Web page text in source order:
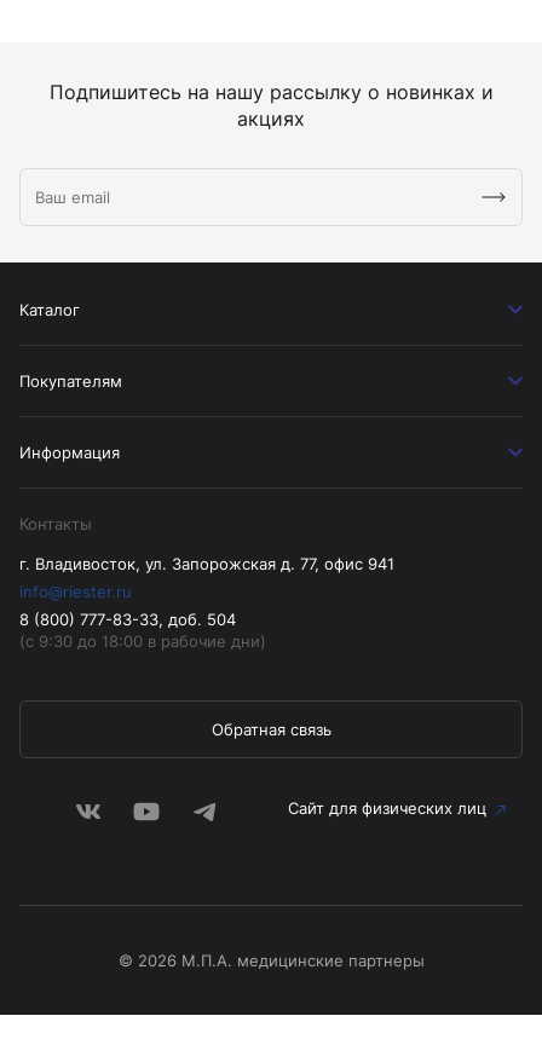
Подпишитесь на нашу рассылку о новинках и
акциях
Каталог
Покупателям
Информация
Контакты
г. Владивосток, ул. Запорожская д. 77, офис 941
info@riester.ru
8 (800) 777-83-33, доб. 504
(с 9:30 до 18:00 в рабочие дни)
Обратная связь
Сайт для физических лиц
© 2026 М.П.А. медицинские партнеры